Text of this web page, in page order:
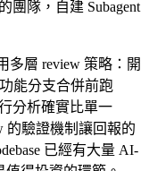
團隊，自建 Subagent
多層 review 策略：開
能分支合併前跑
分析確實比單一
的驗證機制讓回報的
已經有大量 AI-